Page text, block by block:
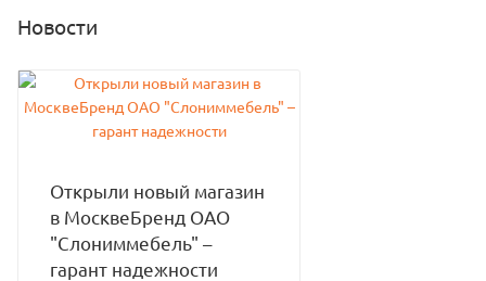
Новости
Открыли новый магазин
в МосквеБренд ОАО
"Слониммебель" –
гарант надежности